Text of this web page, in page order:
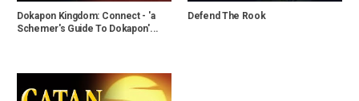
Dokapon Kingdom: Connect - 'a
Schemer's Guide To Dokapon'...
Defend The Rook